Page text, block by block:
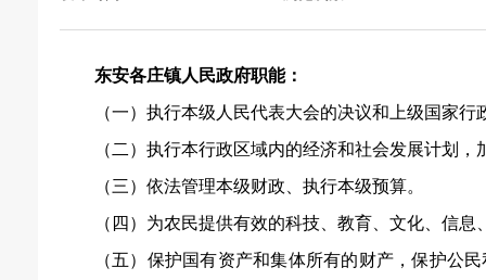
东安各庄镇人民政府职能：
（一）执行本级人民代表大会的决议和上级国家
（二）执行本行政区域内的经济和社会发展计划
（三）依法管理本级财政、执行本级预算。
（四）为农民提供有效的科技、教育、文化、信
（五）保护国有资产和集体所有的财产，保护公